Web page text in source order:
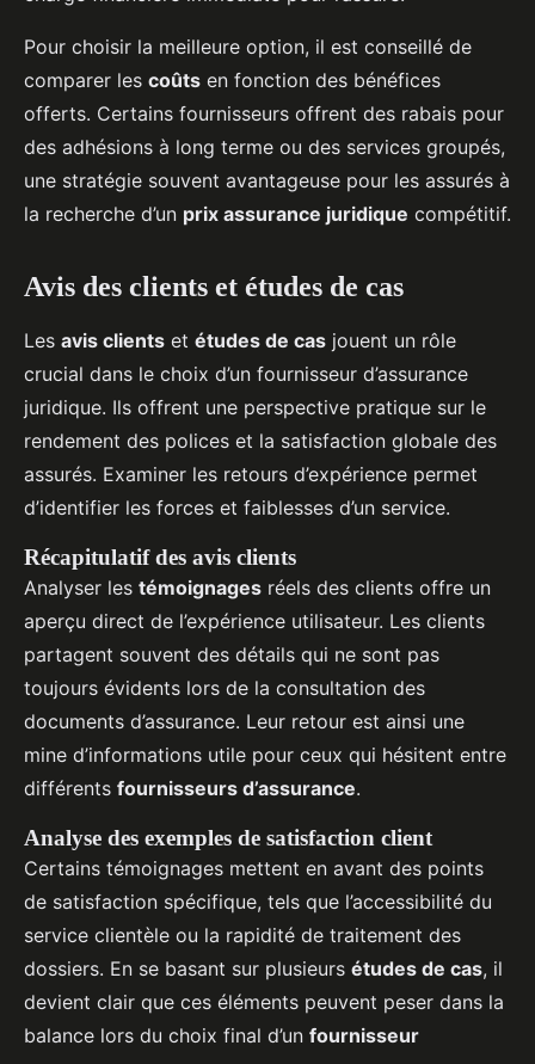
Pour choisir la meilleure option, il est conseillé de
comparer les coûts en fonction des bénéfices
offerts. Certains fournisseurs offrent des rabais pour
des adhésions à long terme ou des services groupés,
une stratégie souvent avantageuse pour les assurés à
la recherche d’un prix assurance juridique compétitif.
Avis des clients et études de cas
Les avis clients et études de cas jouent un rôle
crucial dans le choix d’un fournisseur d’assurance
juridique. Ils offrent une perspective pratique sur le
rendement des polices et la satisfaction globale des
assurés. Examiner les retours d’expérience permet
d’identifier les forces et faiblesses d’un service.
Récapitulatif des avis clients
Analyser les témoignages réels des clients offre un
aperçu direct de l’expérience utilisateur. Les clients
partagent souvent des détails qui ne sont pas
toujours évidents lors de la consultation des
documents d’assurance. Leur retour est ainsi une
mine d’informations utile pour ceux qui hésitent entre
différents fournisseurs d’assurance.
Analyse des exemples de satisfaction client
Certains témoignages mettent en avant des points
de satisfaction spécifique, tels que l’accessibilité du
service clientèle ou la rapidité de traitement des
dossiers. En se basant sur plusieurs études de cas, il
devient clair que ces éléments peuvent peser dans la
balance lors du choix final d’un fournisseur